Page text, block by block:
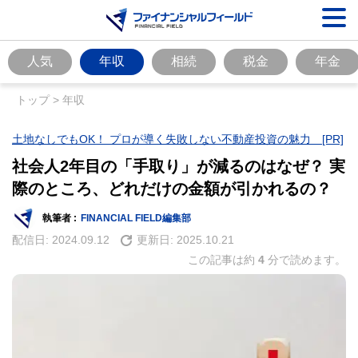
人気 年収 相続 税金 年金
トップ> 年収
土地なしでもOK！ プロが導く失敗しない不動産投資の魅力 [PR]
社会人2年目の「手取り」が減るのはなぜ？ 実
際のところ、どれだけの金額が引かれるの？
執筆者 : FINANCIAL FIELD編集部
配信日: 2024.09.12 更新日: 2025.10.21
この記事は約 4 分で読めます。